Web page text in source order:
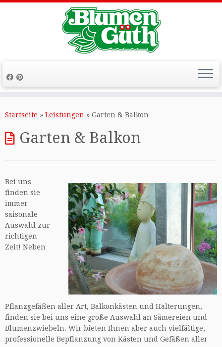
Inhalt
Startseite » Leistungen » Garten & Balkon
Garten & Balkon
Bei uns
finden sie
immer
saisonale
Auswahl zur
richtigen
Zeit! Neben
Pflanzgefäßen aller Art, Balkonkästen und Halterungen,
finden sie bei uns eine große Auswahl an Sämereien und
Blumenzwiebeln. Wir bieten Ihnen aber auch vielfältige,
professionelle Bepflanzung von Kästen und Gefäßen aller